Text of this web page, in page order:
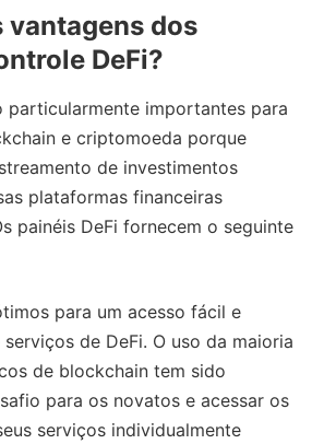
vantagens dos
DeFi?
particularmente importantes para
e criptomoeda porque
de investimentos
plataformas financeiras
painéis DeFi fornecem o seguinte
para um acesso fácil e
de DeFi. O uso da maioria
de blockchain tem sido
para os novatos e acessar os
serviços individualmente